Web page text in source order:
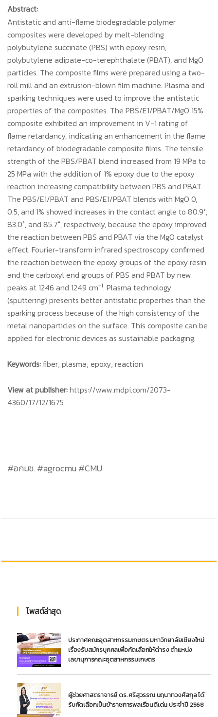
Abstract:
Antistatic and anti-flame biodegradable polymer
composites were developed by melt-blending
polybutylene succinate (PBS) with epoxy resin,
polybutylene adipate-co-terephthalate (PBAT), and MgO
particles. The composite films were prepared using a two-
roll mill and an extrusion-blown film machine. Plasma and
sparking techniques were used to improve the antistatic
properties of the composites. The PBS/E1/PBAT/MgO 15%
composite exhibited an improvement in V-1 rating of
flame retardancy, indicating an enhancement in the flame
retardancy of biodegradable composite films. The tensile
strength of the PBS/PBAT blend increased from 19 MPa to
25 MPa with the addition of 1% epoxy due to the epoxy
reaction increasing compatibility between PBS and PBAT.
The PBS/E1/PBAT and PBS/E1/PBAT blends with MgO 0,
0.5, and 1% showed increases in the contact angle to 80.9°,
83.0°, and 85.7°, respectively, because the epoxy improved
the reaction between PBS and PBAT via the MgO catalyst
effect. Fourier-transform infrared spectroscopy confirmed
the reaction between the epoxy groups of the epoxy resin
and the carboxyl end groups of PBS and PBAT by new
peaks at 1246 and 1249 cm−1. Plasma technology
(sputtering) presents better antistatic properties than the
sparking process because of the high consistency of the
metal nanoparticles on the surface. This composite can be
applied for electronic devices as sustainable packaging.
Keywords:fiber; plasma; epoxy; reaction
View at publisher:https://www.mdpi.com/2073-
4360/17/12/1675
#อกมช. #agrocmu #CMU
โพสต์ล่าสุด
ประกาศคณะอุตสาหกรรมเกษตร มหาวิทยาลัยเชียงใหม่
เรื่องรับสมัครบุคคลเพื่อคัดเลือกให้ดำรง ตำแหน่ง
เลขานุการคณะอุตสาหกรรมเกษตร
ผู้ช่วยศาสตราจารย์ ดร. ศรีสุวรรณ นฤนาทวงศ์สกุล ได้
รับคัดเลือกเป็นข้าราชการพลเรือนดีเด่น ประจำปี 2568